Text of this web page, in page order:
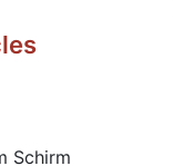
Schirm